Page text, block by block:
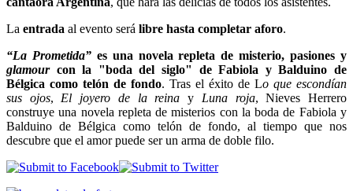
La entrada al evento será libre hasta completar aforo.
“La Prometida” es una novela repleta de misterio, pasiones y
glamourcon la "boda del siglo" de Fabiola y Balduino de
Bélgica como telón de fondo. Tras el éxito de Lo que escondían
sus ojos, El joyero de la reina y Luna roja, Nieves Herrero
construye una novela repleta de misterios con la boda de Fabiola y
Balduino de Bélgica como telón de fondo, al tiempo que nos
descubre que el amor puede ser un arma de doble filo.